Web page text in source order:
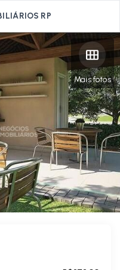
RP
Mais fotos